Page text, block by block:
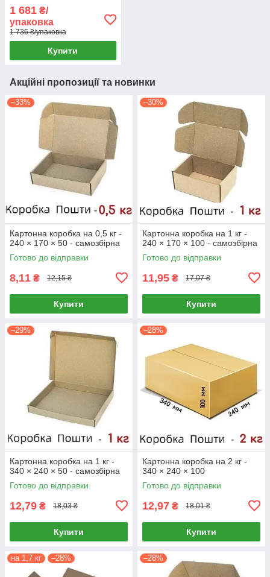
1 681 ₴/
упаковка
1 736 ₴/упаковка
Купити
Акційні пропозиції та новинки
–33%
Картонна коробка на 0,5 кг -
240 × 170 × 50 - самозбірна
Готово до відправки
8,11 ₴ 12,15 ₴
Купити
–30%
Картонна коробка на 1 кг -
240 × 170 × 100 - самозбірна
Готово до відправки
11,95 ₴ 17,07 ₴
Купити
–29%
Картонна коробка на 1 кг -
340 × 240 × 50 - самозбірна
Готово до відправки
12,79 ₴ 18,03 ₴
Купити
–28%
Картонна коробка на 2 кг -
340 × 240 × 100
Готово до відправки
12,97 ₴ 18,01 ₴
Купити
на 1,7 кг –28% –28%